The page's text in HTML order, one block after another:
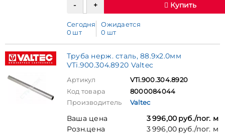
Купить
Сегодня
0 шт
Ожидается
0 шт
Труба нерж. сталь, 88.9х2.0мм
VTi.900.304.8920 Valtec
Артикул
VTi.900.304.8920
Код товара
8000084044
Производитель
Valtec
Ваша цена
3 996,00 руб./пог. м
Розн.цена
3 996,00 руб./пог. м